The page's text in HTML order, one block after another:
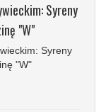
Syreny
"W"
Syreny
"W"